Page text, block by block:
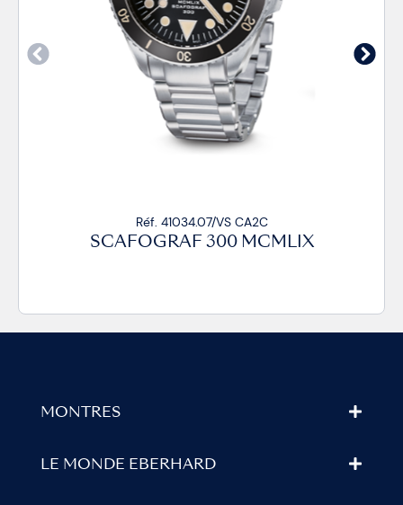
Réf. 41034.07/VS CA2C
SCAFOGRAF 300 MCMLIX
MONTRES
LE MONDE EBERHARD